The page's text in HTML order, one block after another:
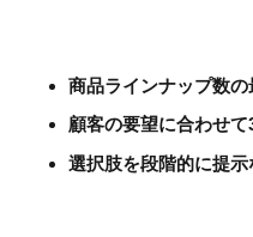
商品ラインナップ数の
顧客の要望に合わせ
選択肢を段階的に提示